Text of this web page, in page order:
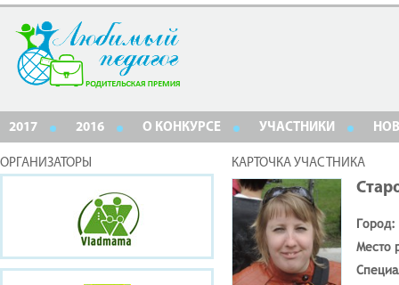
2017 2016 О КОНКУРСЕ УЧАСТНИКИ
ОРГАНИЗАТОРЫ КАРТОЧКА УЧАСТНИКА
Город:
Место